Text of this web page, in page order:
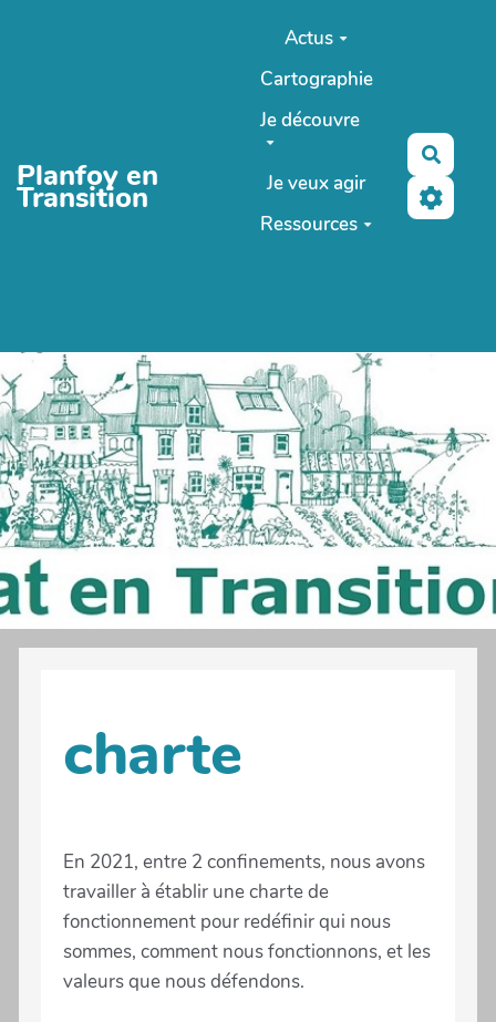
Planfoy en
Transition
Actus
Cartographie
Je découvre
Je veux agir
Ressources
charte
En 2021, entre 2 confinements, nous avons
travailler à établir une charte de
fonctionnement pour redéfinir qui nous
sommes, comment nous fonctionnons, et les
valeurs que nous défendons.